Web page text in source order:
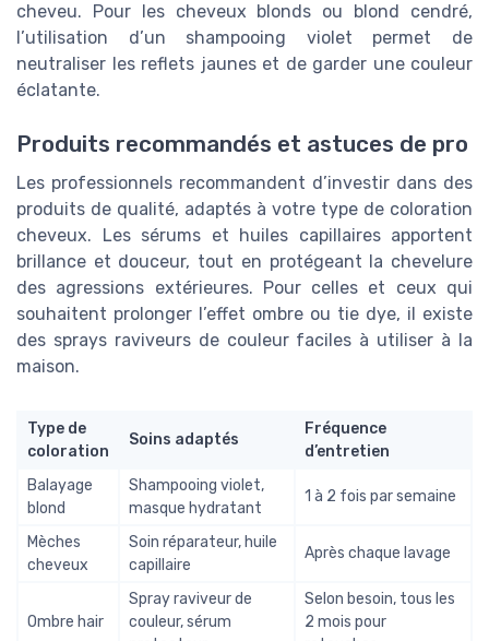
cheveu. Pour les cheveux blonds ou blond cendré,
l’utilisation d’un shampooing violet permet de
neutraliser les reflets jaunes et de garder une couleur
éclatante.
Produits recommandés et astuces de pro
Les professionnels recommandent d’investir dans des
produits de qualité, adaptés à votre type de coloration
cheveux. Les sérums et huiles capillaires apportent
brillance et douceur, tout en protégeant la chevelure
des agressions extérieures. Pour celles et ceux qui
souhaitent prolonger l’effet ombre ou tie dye, il existe
des sprays raviveurs de couleur faciles à utiliser à la
maison.
Type de
coloration
Soins adaptés
Fréquence
d’entretien
Balayage
blond
Shampooing violet,
masque hydratant
1 à 2 fois par semaine
Mèches
cheveux
Soin réparateur, huile
capillaire
Après chaque lavage
Ombre hair
Spray raviveur de
couleur, sérum
Selon besoin, tous les
2 mois pour